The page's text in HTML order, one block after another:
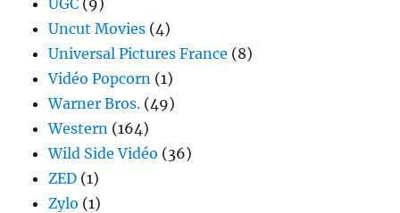
UGC (9)
Uncut Movies (4)
Universal Pictures France (8)
Vidéo Popcorn (1)
Warner Bros. (49)
Western (164)
Wild Side Vidéo (36)
ZED (1)
Zylo (1)